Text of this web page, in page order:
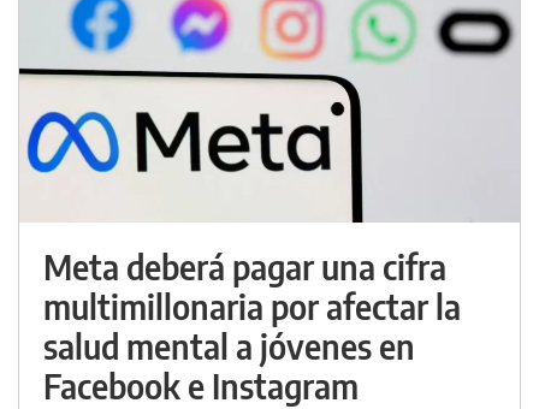
Meta deberá pagar una cifra
multimillonaria por afectar la
salud mental a jóvenes en
Facebook e Instagram